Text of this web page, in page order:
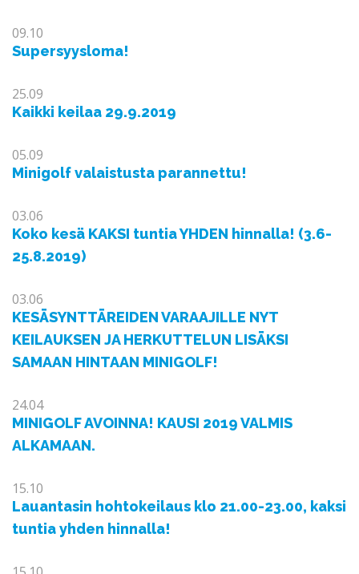
09.10
Supersyysloma!
25.09
Kaikki keilaa 29.9.2019
05.09
Minigolf valaistusta parannettu!
03.06
Koko kesä KAKSI tuntia YHDEN hinnalla! (3.6-
25.8.2019)
03.06
KESÄSYNTTÄREIDEN VARAAJILLE NYT
KEILAUKSEN JA HERKUTTELUN LISÄKSI
SAMAAN HINTAAN MINIGOLF!
24.04
MINIGOLF AVOINNA! KAUSI 2019 VALMIS
ALKAMAAN.
15.10
Lauantasin hohtokeilaus klo 21.00-23.00, kaksi
tuntia yhden hinnalla!